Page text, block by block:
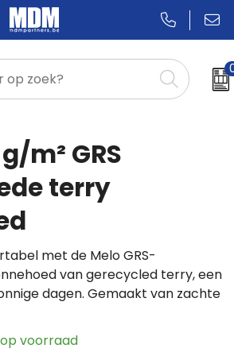
m² GRS
terry
met de Melo GRS-
van gerecycled terry, een
dagen. Gemaakt van zachte
op voorraad